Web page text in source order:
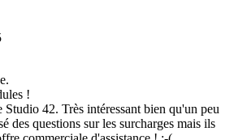
!
42. Très intéressant bien qu'un peu
des questions sur les surcharges mais ils